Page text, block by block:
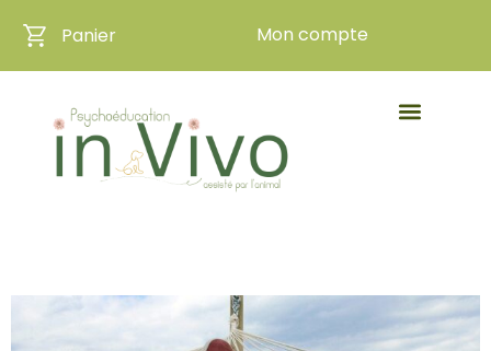
Panier Mon compte